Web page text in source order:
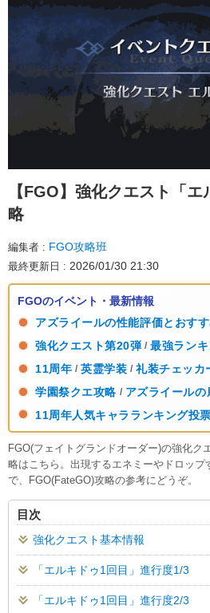
【FGO】 強化クエスト「エ
略
編集者 FGO攻略班
最終更新日 2026/01/30 21:30
FGOのイベント・最新情報
アズライールの性能評価とおす
強化クエスト第20弾 / 最強ラン
11周年 / 英霊学装 / 礼装チェッカ
学園祭クエ攻略 / アズライールの
11周年人気キャラランキング投票
FGO(フェイトグランドオーダー)の強化ク
略はこちら。出現するエネミーやドロップ
で、FGO(FateGO)攻略の参考にどうぞ。
目次
強化クエスト基本情報
「エルキドゥ1回目」進行度1/3
「エルキドゥ1回目」進行度2/3